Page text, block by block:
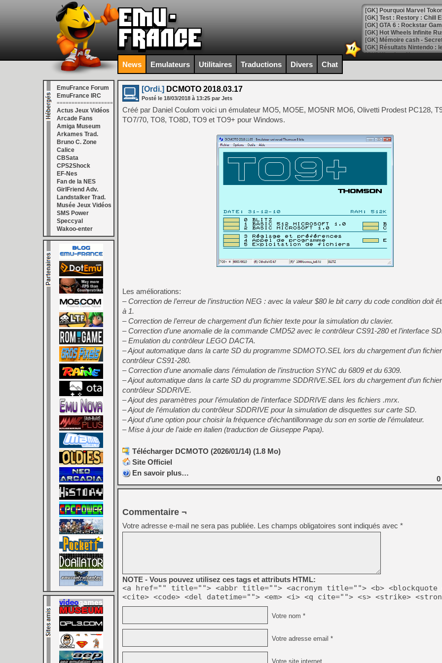
[GK] Pourquoi Marvel
[GK] Test : Restory : Chill
[GK] GTA 6 : Rockstar
[GK] Hot Wheels Infinite
[GK] Mémoire cash -
[GK] Résultats Nintendo :
[GK] Déjà des
[Mo5] Brickboy cherche à
[GK] Minecraft et ses «
[GK] Beast of
[GK] Ubisoft : fin de partie
[GK] Mémoire cash -
[GK] Dan Houser (GTA)
[GK] Comment EA Sports
[GK] Crimson Moon : un
[GK] Isle of Reveries : le
[GK] Moonlighter 2 : The
[GK] Capcom relance
[Mo5] Deux inédits du
[GK] Le beat'em up The
[GK] Endless Legend 2 :
[LS] [PS5] Le WebKit
[GK] Oubliez Crazy Taxi,
[LS] [Switch] NSZ 5.0.0
[GK] No More Room in
[GK] Un chatbot Atelier
[GK] Mémoire cash -
[GK] Nvidia : le prix des
[GK] Suikoden Star Leap :
[Mo5] La mini borne
News Emulateurs Utilitaires Traductions Divers Chat
EmuFrance Forum
EmuFrance IRC
===================
Actus Jeux Vidéos
Arcade Fans
Amiga Museum
Arkames Trad.
Bruno C. Zone
Calice
CBSata
CPS2Shock
EF-Nes
Fan de la NES
GirlFriend Adv.
Landstalker Trad.
Musée Jeux Vidéos
SMS Power
Speccyal
Wakoo-enter
[Ordi.] DCMOTO 2018.03.17
Posté le 18/03/2018 à 13:25 par Jets
Créé par Daniel Coulom voici un émulateur MO5, MO5E, MO5NR MO6, Olivetti Prodest PC128,
TO7/70, TO8, TO8D, TO9 et TO9+ pour Windows.
Les améliorations:
– Correction de l’erreur de l’instruction NEG : avec la valeur $80 le bit carry du code condition doit
à 1.
– Correction de l’erreur de chargement d’un fichier texte pour la simulation du clavier.
– Correction d’une anomalie de la commande CMD52 avec le contrôleur CS91-280 et l’interface
– Emulation du contrôleur LEGO DACTA.
– Ajout automatique dans la carte SD du programme SDMOTO.SEL lors du chargement d’un
contrôleur CS91-280.
– Correction d’une anomalie dans l’émulation de l’instruction SYNC du 6809 et du 6309.
– Ajout automatique dans la carte SD du programme SDDRIVE.SEL lors du chargement d’un
contrôleur SDDRIVE.
– Ajout des paramètres pour l’émulation de l’interface SDDRIVE dans les fichiers .mrx.
– Ajout de l’émulation du contrôleur SDDRIVE pour la simulation de disquettes sur carte SD.
– Ajout d’une option pour choisir la fréquence d’échantillonnage du son en sortie de l’émulateur.
– Mise à jour de l’aide en italien (traduction de Giuseppe Papa).
Télécharger DCMOTO (2026/01/14) (1.8 Mo)
Site Officiel
En savoir plus…
0
Commentaire ¬
Votre adresse e-mail ne sera pas publiée. Les champs obligatoires sont indiqués avec *
NOTE - Vous pouvez utilisez ces tags et attributs HTML:
<a href="" title=""> <abbr title=""> <acronym title=""> <b> <blockquote
<cite> <code> <del datetime=""> <em> <i> <q cite=""> <s> <strike>
Votre nom *
Votre adresse email *
Votre site internet